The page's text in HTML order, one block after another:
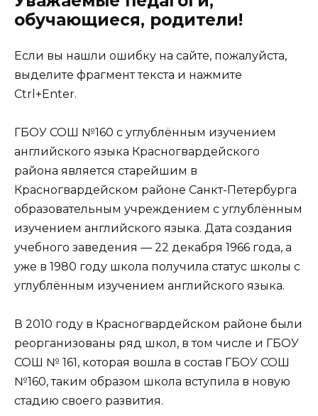
обучающиеся, родители!
Если вы нашли ошибку на сайте, пожалуйста,
выделите фрагмент текста и нажмите
Ctrl+Enter.
ГБОУ СОШ №160 с углублённым изучением
английского языка Красногвардейского
района является старейшим в
Красногвардейском районе Санкт-Петербурга
образовательным учреждением с углублённым
изучением английского языка. Дата создания
учебного заведения — 22 декабря 1966 года, а
уже в 1980 году школа получила статус школы с
углублённым изучением английского языка.
В 2010 году в Красногвардейском районе были
реорганизованы ряд школ, в том числе и ГБОУ
СОШ № 161, которая вошла в состав ГБОУ СОШ
№160, таким образом школа вступила в новую
стадию своего развития.